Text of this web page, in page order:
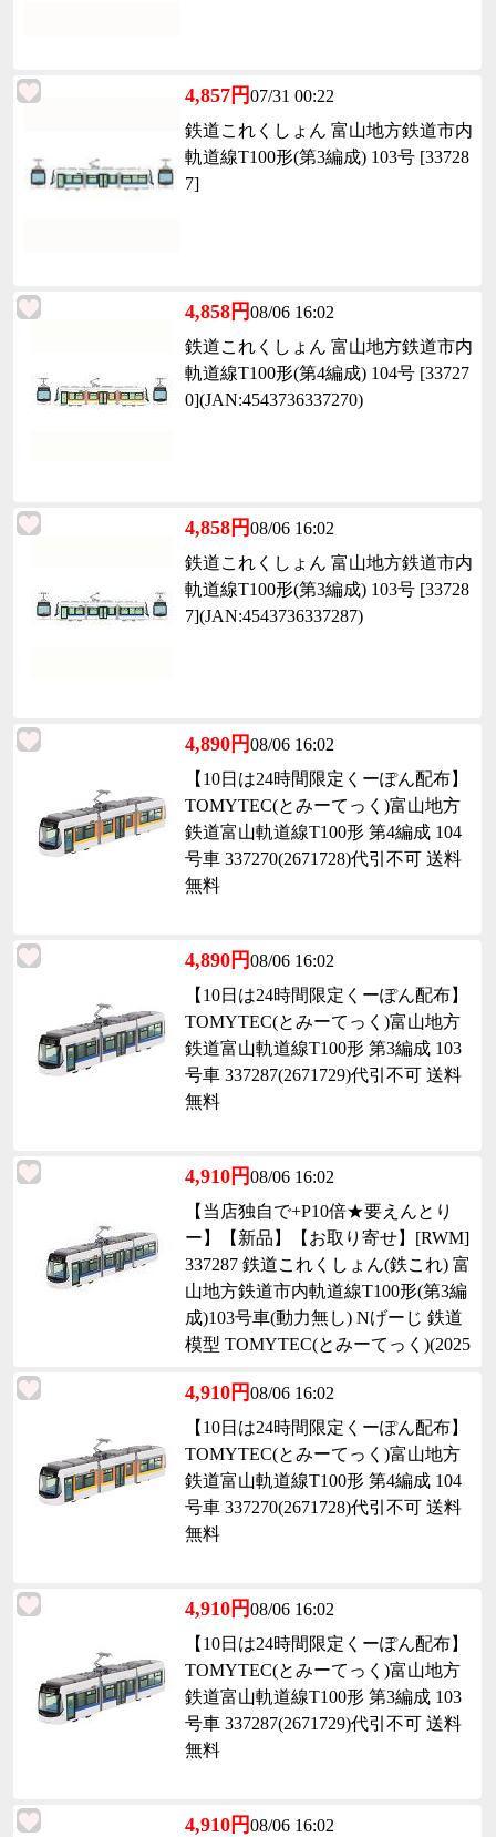
4,857円07/31 00:22
鉄道これくしょん 富山地方鉄道市内
軌道線T100形(第3編成) 103号 [33728
7]
4,858円08/06 16:02
鉄道これくしょん 富山地方鉄道市内
軌道線T100形(第4編成) 104号 [33727
0](JAN:4543736337270)
4,858円08/06 16:02
鉄道これくしょん 富山地方鉄道市内
軌道線T100形(第3編成) 103号 [33728
7](JAN:4543736337287)
4,890円08/06 16:02
【10日は24時間限定くーぽん配布】
TOMYTEC(とみーてっく)富山地方
鉄道富山軌道線T100形 第4編成 104
号車 337270(2671728)代引不可 送料
無料
4,890円08/06 16:02
【10日は24時間限定くーぽん配布】
TOMYTEC(とみーてっく)富山地方
鉄道富山軌道線T100形 第3編成 103
号車 337287(2671729)代引不可 送料
無料
4,910円08/06 16:02
【当店独自で+P10倍★要えんとり
ー】【新品】【お取り寄せ】[RWM]
337287 鉄道これくしょん(鉄これ) 富
山地方鉄道市内軌道線T100形(第3編
成)103号車(動力無し) Nげーじ 鉄道
模型 TOMYTEC(とみーてっく)(2025
4,910円08/06 16:02
【10日は24時間限定くーぽん配布】
TOMYTEC(とみーてっく)富山地方
鉄道富山軌道線T100形 第4編成 104
号車 337270(2671728)代引不可 送料
無料
4,910円08/06 16:02
【10日は24時間限定くーぽん配布】
TOMYTEC(とみーてっく)富山地方
鉄道富山軌道線T100形 第3編成 103
号車 337287(2671729)代引不可 送料
無料
4,910円08/06 16:02